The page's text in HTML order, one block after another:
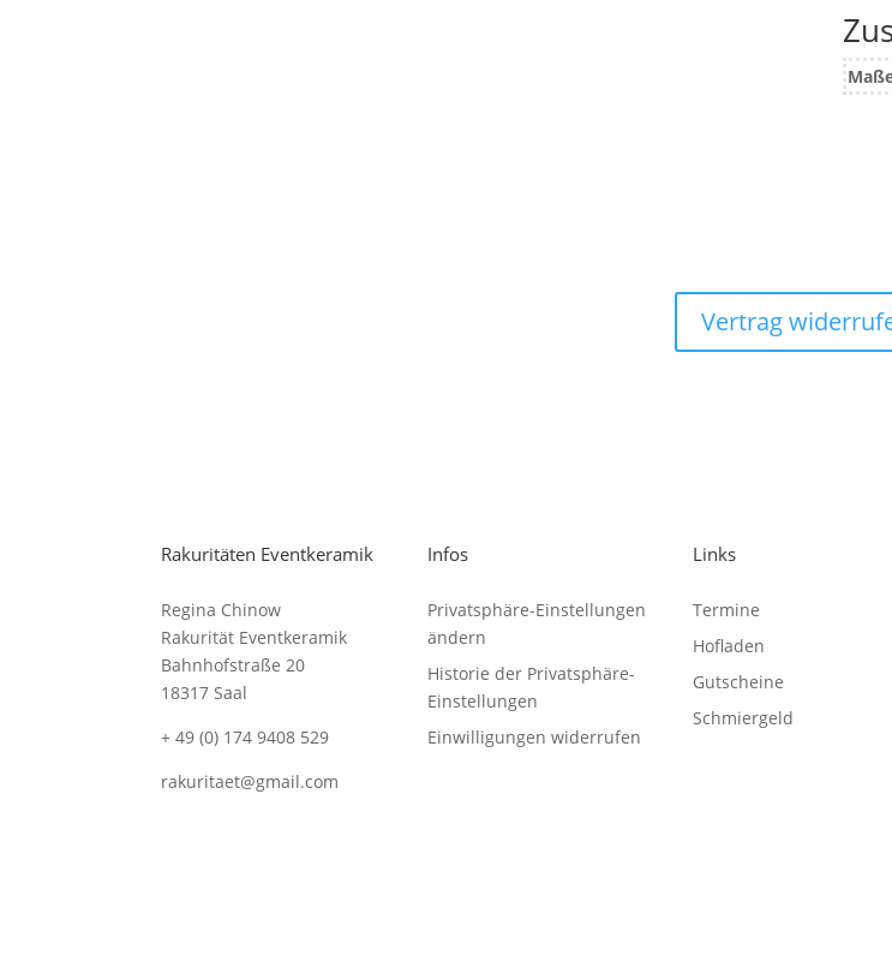
Vertrag
Rakuritäten Eventkeramik
Regina Chinow
Rakurität Eventkeramik
Bahnhofstraße 20
18317 Saal
+ 49 (0) 174 9408 529
rakuritaet@gmail.com
Infos
Privatsphäre-Einstellungen
ändern
Historie der Privatsphäre-
Einstellungen
Einwilligungen widerrufen
Links
Termine
Hofladen
Gutscheine
Schmiergeld